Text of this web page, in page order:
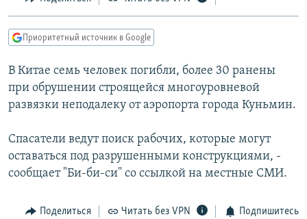
Вернутся
поиску
КАВКАЗ.РЕАЛИИ
СЕВЕР.РЕАЛИИ
СИБИРЬ.РЕАЛИИ
ПОДПИШИТЕСЬ НА РАССЫЛКУ
Приоритетный источник в Google
В Китае семь человек погибли, более 30 ранены
при обрушении строящейся многоуровневой
развязки неподалеку от аэропорта города Куньмин.
Спасатели ведут поиск рабочих, которые могут
оставаться под разрушенными конструкциями, -
сообщает "Би-би-си" со ссылкой на местные СМИ.
Поделиться Читать без VPN Подпишитесь